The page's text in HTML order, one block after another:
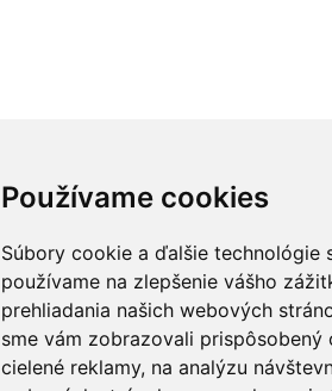
Používame cookies
Súbory cookie a ďalšie technológie
používame na zlepšenie vášho
prehliadania našich webových
sme vám zobrazovali prispôsobený
cielené reklamy, na analýzu